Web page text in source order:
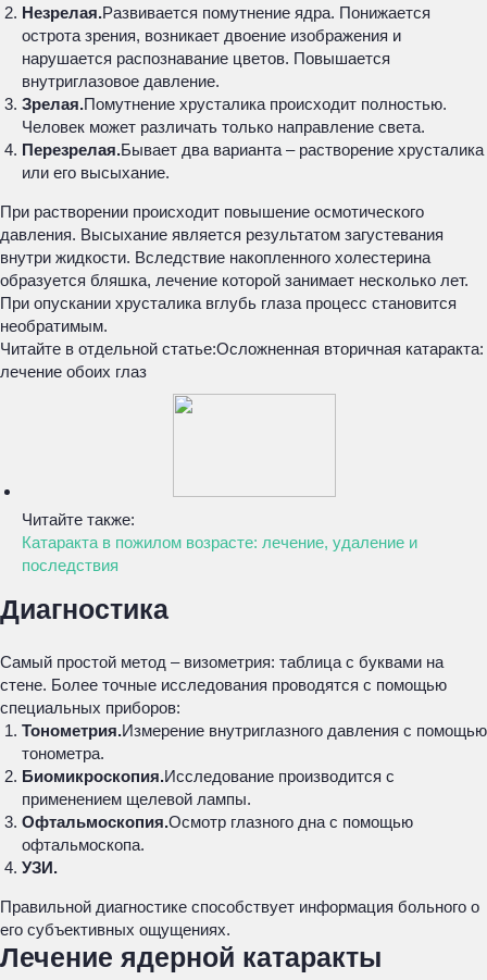
Незрелая.Развивается помутнение ядра. Понижается
острота зрения, возникает двоение изображения и
нарушается распознавание цветов. Повышается
внутриглазовое давление.
Зрелая.Помутнение хрусталика происходит полностью.
Человек может различать только направление света.
Перезрелая.Бывает два варианта – растворение хрусталика
или его высыхание.
При растворении происходит повышение осмотического
давления. Высыхание является результатом загустевания
внутри жидкости. Вследствие накопленного холестерина
образуется бляшка, лечение которой занимает несколько лет.
При опускании хрусталика вглубь глаза процесс становится
необратимым.
Читайте в отдельной статье:Осложненная вторичная катаракта:
лечение обоих глаз
Читайте также:
Катаракта в пожилом возрасте: лечение, удаление и
последствия
Диагностика
Самый простой метод – визометрия: таблица с буквами на
стене. Более точные исследования проводятся с помощью
специальных приборов:
Тонометрия.Измерение внутриглазного давления с помощью
тонометра.
Биомикроскопия.Исследование производится с
применением щелевой лампы.
Офтальмоскопия.Осмотр глазного дна с помощью
офтальмоскопа.
УЗИ.
Правильной диагностике способствует информация больного о
его субъективных ощущениях.
Лечение ядерной катаракты